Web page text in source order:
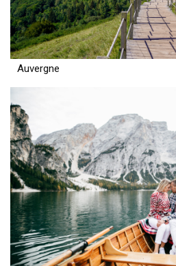
Auvergne